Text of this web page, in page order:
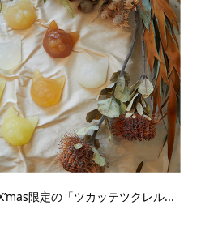
限定の「ツカッテツクレル...